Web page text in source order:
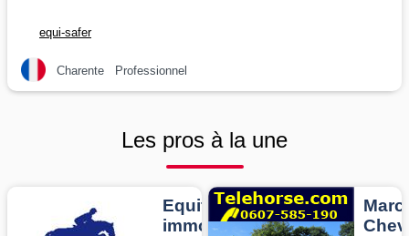
equi-safer
Charente Professionnel
Les pros à la une
Equitrade
immo